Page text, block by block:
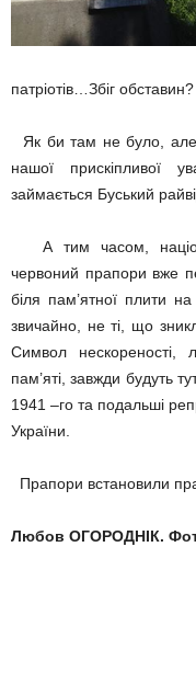
патріотів…Збіг
Як би там не було, але
нашої прискіпливої
займається Буський
А тим часом,
червоний прапори вже
біля пам’ятної плити
звичайно, не ті, що
Символ нескореності,
пам’яті, завжди будуть
1941 –го та подальші
України.
Прапори встановили
Любов ОГОРОДНІК.